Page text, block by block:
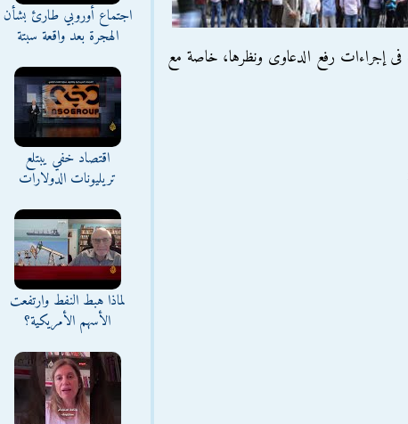
إجراءات رفع الدعاوى ونظرها، خاصة مع
اجتماع أوروبي طارئ بشأن
الهجرة بعد واقعة سبتة
اقتصاد خفي يبتلع
تريليونات الدولارات
لماذا هبط النفط وارتفعت
الأسهم الأمريكية؟